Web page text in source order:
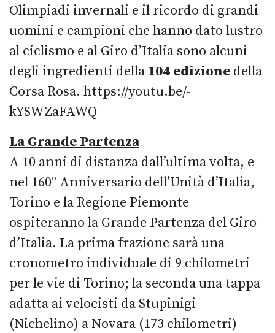
Olimpiadi invernali e il ricordo di grandi
uomini e campioni che hanno dato lustro
al ciclismo e al Giro d’Italia sono alcuni
degli ingredienti della 104 edizione della
Corsa Rosa. https://youtu.be/-
kYSWZaFAWQ
La Grande Partenza
A 10 anni di distanza dall’ultima volta, e
nel 160° Anniversario dell’Unità d’Italia,
Torino e la Regione Piemonte
ospiteranno la Grande Partenza del Giro
d’Italia. La prima frazione sarà una
cronometro individuale di 9 chilometri
per le vie di Torino; la seconda una tappa
adatta ai velocisti da Stupinigi
(Nichelino) a Novara (173 chilometri)